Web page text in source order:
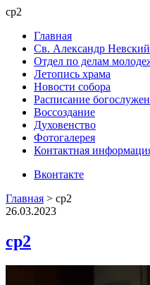
ср2
Главная
Св. Александр Невский
Отдел по делам
Летопись храма
Новости собора
Расписание
Воссоздание
Духовенство
Фотогалерея
Контактная
Вконтакте
Главная > ср2
26.03.2023
ср2